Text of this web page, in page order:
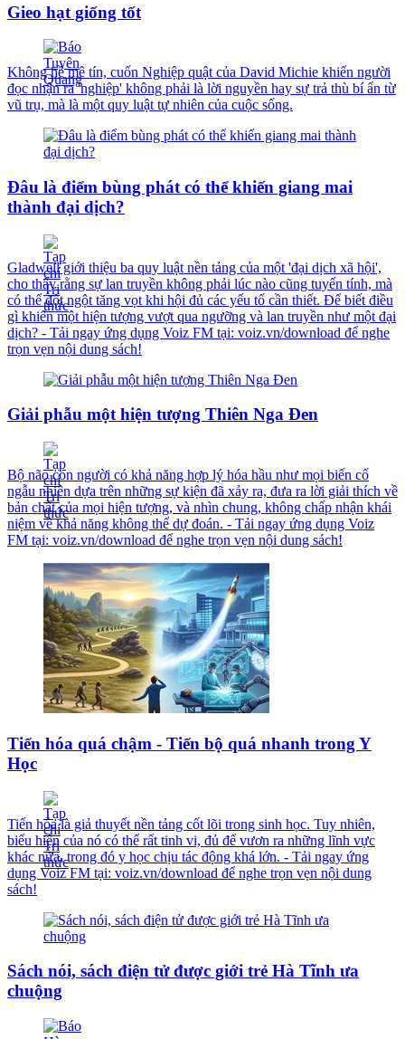
Gieo hạt giống tốt
Không hề mê tín, cuốn Nghiệp quật của David Michie khiến người
đọc nhận ra 'nghiệp' không phải là lời nguyền hay sự trả thù bí ẩn từ
vũ trụ, mà là một quy luật tự nhiên của cuộc sống.
Đâu là điểm bùng phát có thể khiến giang mai
thành đại dịch?
Gladwell giới thiệu ba quy luật nền tảng của một 'đại dịch xã hội',
cho thấy rằng sự lan truyền không phải lúc nào cũng tuyến tính, mà
có thể đột ngột tăng vọt khi hội đủ các yếu tố cần thiết. Để biết điều
gì khiến một hiện tượng vượt qua ngưỡng và lan truyền như một đại
dịch? - Tải ngay ứng dụng Voiz FM tại: voiz.vn/download để nghe
trọn vẹn nội dung sách!
Giải phẫu một hiện tượng Thiên Nga Đen
Bộ não con người có khả năng hợp lý hóa hầu như mọi biến cố
ngẫu nhiên dựa trên những sự kiện đã xảy ra, đưa ra lời giải thích về
bản chất của mọi hiện tượng, và nhìn chung, không chấp nhận khái
niệm về khả năng không thể dự đoán. - Tải ngay ứng dụng Voiz
FM tại: voiz.vn/download để nghe trọn vẹn nội dung sách!
Tiến hóa quá chậm - Tiến bộ quá nhanh trong Y
Học
Tiến hóa là giả thuyết nền tảng cốt lõi trong sinh học. Tuy nhiên,
biểu hiện của nó có thể rất tinh vi, đủ để vươn ra những lĩnh vực
khác nữa, trong đó y học chịu tác động khá lớn. - Tải ngay ứng
dụng Voiz FM tại: voiz.vn/download để nghe trọn vẹn nội dung
sách!
Sách nói, sách điện tử được giới trẻ Hà Tĩnh ưa
chuộng